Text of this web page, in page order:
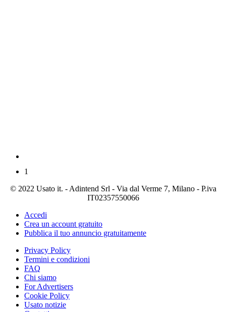
1
© 2022 Usato it. - Adintend Srl - Via dal Verme 7, Milano - P.iva
IT02357550066
Accedi
Crea un account gratuito
Pubblica il tuo annuncio gratuitamente
Privacy Policy
Termini e condizioni
FAQ
Chi siamo
For Advertisers
Cookie Policy
Usato notizie